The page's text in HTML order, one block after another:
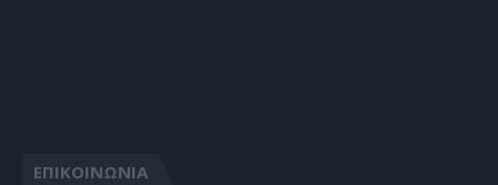
ΕΠΙΚΟΙΝΩΝΙΑ